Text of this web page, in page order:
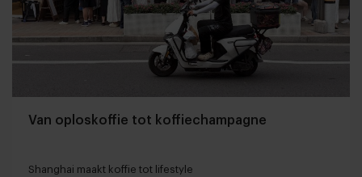
Van oploskoffie tot koffiechampagne
Shanghai maakt koffie tot lifestyle